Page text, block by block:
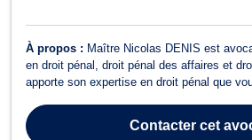
À propos : Maître Nicolas DENIS est
en droit pénal, droit pénal des affaires et
apporte son expertise en droit pénal que
juridictions. De plus, Maître DENIS
affaires ...
Contactercet